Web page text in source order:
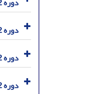
دوره 37.2 (1400)
دوره 36.2 (1399)
دوره 35.2 (1398)